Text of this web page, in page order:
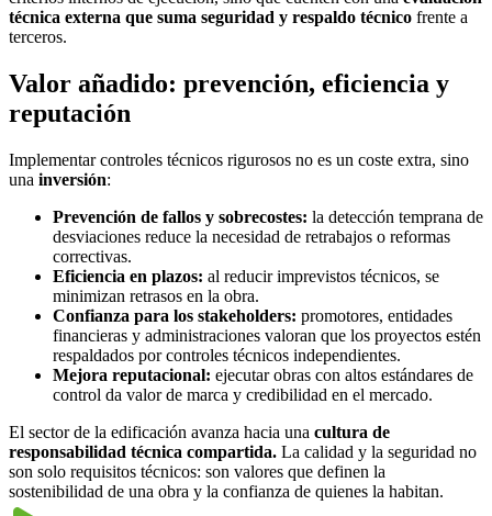
técnica externa que suma seguridad y respaldo técnico frente a
terceros.
Valor añadido: prevención, eficiencia y
reputación
Implementar controles técnicos rigurosos no es un coste extra, sino
una inversión:
Prevención de fallos y sobrecostes: la detección temprana de
desviaciones reduce la necesidad de retrabajos o reformas
correctivas.
Eficiencia en plazos: al reducir imprevistos técnicos, se
minimizan retrasos en la obra.
Confianza para los stakeholders: promotores, entidades
financieras y administraciones valoran que los proyectos estén
respaldados por controles técnicos independientes.
Mejora reputacional: ejecutar obras con altos estándares de
control da valor de marca y credibilidad en el mercado.
El sector de la edificación avanza hacia una cultura de
responsabilidad técnica compartida. La calidad y la seguridad no
son solo requisitos técnicos: son valores que definen la
sostenibilidad de una obra y la confianza de quienes la habitan.